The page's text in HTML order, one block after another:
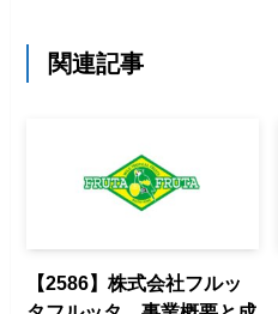
関連記事
【2586】株式会社フルッ